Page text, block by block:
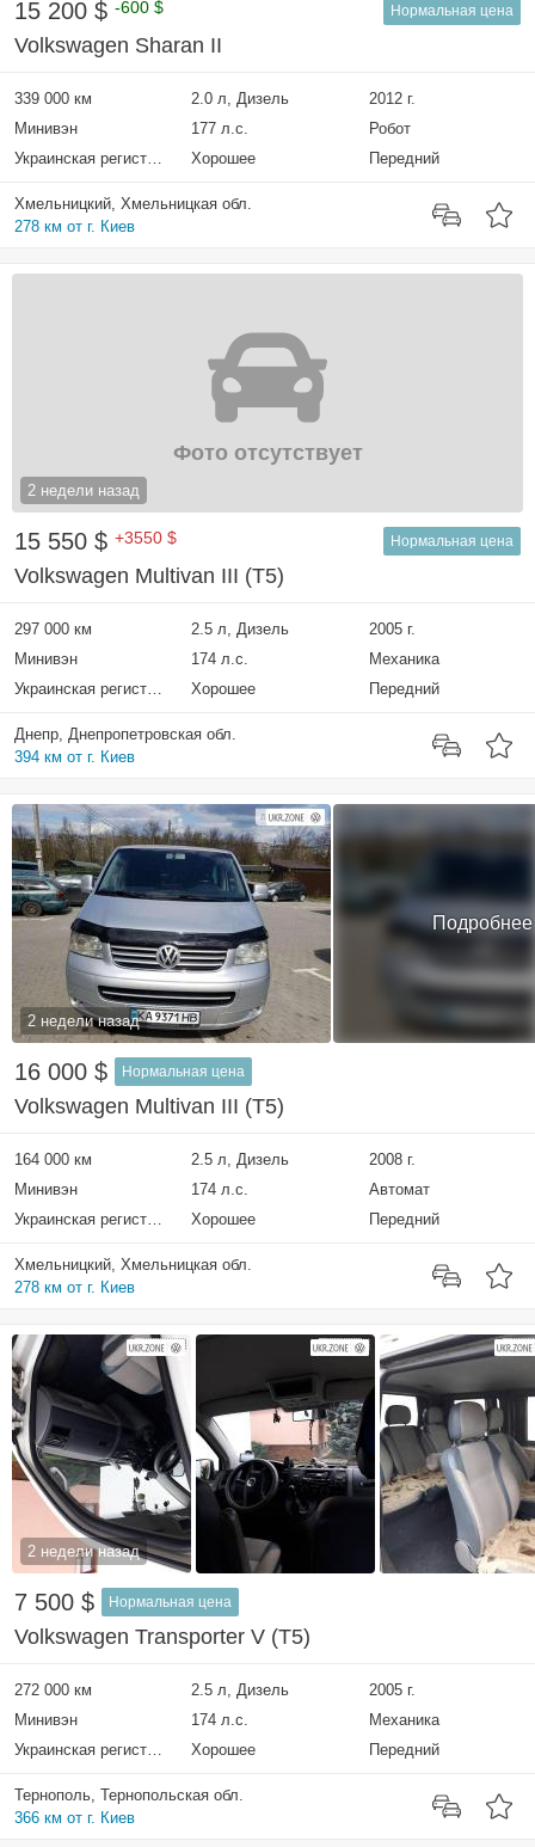
15 200 $ -600 $ Нормальная цена
Volkswagen Sharan II
339 000 км 2.0 л, Дизель
2012 г.
Минивэн
177 л.с.
Робот
Украинская регистрация
Хорошее Передний
Хмельницкий, Хмельницкая обл.
278 км от г. Киев
2 недели назад
Фото отсутствует
15 550 $ +3550 $ Нормальная цена
Volkswagen Multivan III (T5)
297 000 км 2.5 л, Дизель
2005 г.
Минивэн
174 л.с.
Механика
Украинская регистрация
Хорошее Передний
Днепр, Днепропетровская обл.
394 км от г. Киев
2 недели назад
Подробнее
16 000 $ Нормальная цена
Volkswagen Multivan III (T5)
164 000 км 2.5 л, Дизель
2008 г.
Минивэн
174 л.с.
Автомат
Украинская регистрация
Хорошее Передний
Хмельницкий, Хмельницкая обл.
278 км от г. Киев
2 недели назад
7 500 $ Нормальная цена
Volkswagen Transporter V (T5)
272 000 км 2.5 л, Дизель
2005 г.
Минивэн
174 л.с.
Механика
Украинская регистрация
Хорошее Передний
Тернополь, Тернопольская обл.
366 км от г. Киев